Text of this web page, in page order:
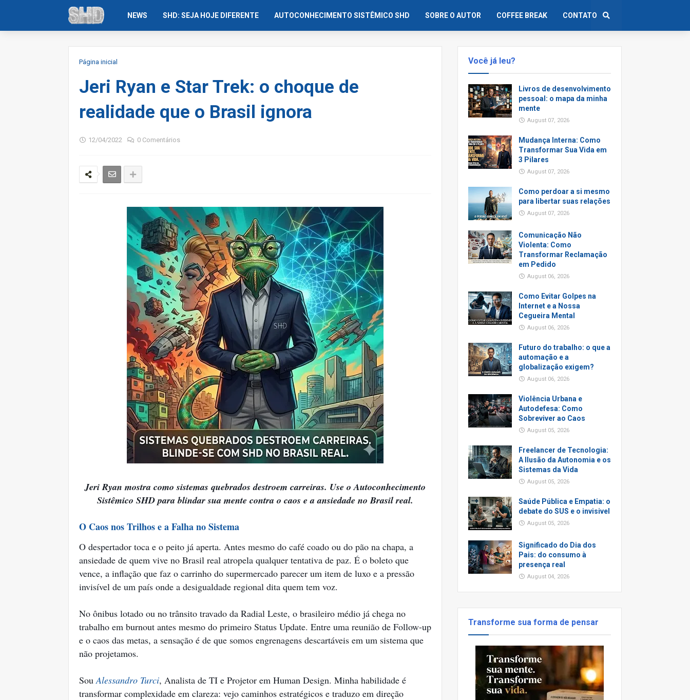
NEWS SHD: SEJA HOJE DIFERENTE AUTOCONHECIMENTO SISTÊMICO SHD SOBRE O AUTOR COFFEE BREAK CONTATO
Página inicial
Jeri Ryan e Star Trek: o choque de
realidade que o Brasil ignora
12/04/2022 0 Comentários
Jeri Ryan mostra como sistemas quebrados destroem carreiras. Use o Autoconhecimento
Sistêmico SHD para blindar sua mente contra o caos e a ansiedade no Brasil real.
O Caos nos Trilhos e a Falha no Sistema
O despertador toca e o peito já aperta. Antes mesmo do café coado ou do pão na chapa, a
ansiedade de quem vive no Brasil real atropela qualquer tentativa de paz. É o boleto que
vence, a inflação que faz o carrinho do supermercado parecer um item de luxo e a pressão
invisível de um país onde a desigualdade regional dita quem tem voz.
No ônibus lotado ou no trânsito travado da Radial Leste, o brasileiro médio já chega no
trabalho em burnout antes mesmo do primeiro Status Update. Entre uma reunião de Follow-up
e o caos das metas, a sensação é de que somos engrenagens descartáveis em um sistema que
não projetamos.
SouAlessandro Turci, Analista de TI e Projetor em Human Design. Minha habilidade é
transformar complexidade em clareza: vejo caminhos estratégicos e traduzo em direção
Você já leu?
Livros de desenvolvimento
pessoal: o mapa da minha
mente
August 07, 2026
Mudança Interna: Como
Transformar Sua Vida em
3 Pilares
August 07, 2026
Como perdoar a si mesmo
para libertar suas relações
August 07, 2026
Comunicação Não
Violenta: Como
Transformar Reclamação
em Pedido
August 06, 2026
Como Evitar Golpes na
Internet e a Nossa
Cegueira Mental
August 06, 2026
Futuro do trabalho: o que a
automação e a
globalização exigem?
August 06, 2026
Violência Urbana e
Autodefesa: Como
Sobreviver ao Caos
August 05, 2026
Freelancer de Tecnologia:
A Ilusão da Autonomia e os
Sistemas da Vida
August 05, 2026
Saúde Pública e Empatia: o
debate do SUS e o invisivel
August 05, 2026
Significado do Dia dos
Pais: do consumo à
presença real
August 04, 2026
Transforme sua forma de pensar